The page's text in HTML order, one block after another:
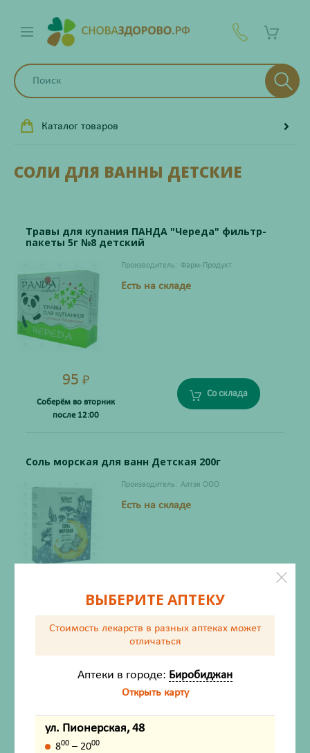
Каталог товаров
СОЛИ ДЛЯ ВАННЫ ДЕТСКИЕ
Травы для купания ПАНДА "Череда" фильтр-
пакеты 5г №8 детский
Производитель: Фарм-Продукт
Есть на складе
95 ₽
Соберём во вторник
после 12:00
Со склада
Соль морская для ванн Детская 200г
Производитель: Алтэя ООО
Есть на складе
₽
Травы для купания ПАНДА "Календула" фильтр-
пакеты 5г №8 детский
Производитель: Фарм-Продукт
Есть на складе
ВЫБЕРИТЕ АПТЕКУ
Стоимость лекарств в разных аптеках может
отличаться
Аптеки в городе: Биробиджан
Открыть карту
ул. Пионерская, 48
800 – 2000